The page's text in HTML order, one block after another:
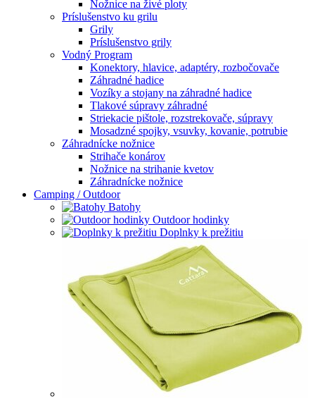
Nožnice na živé ploty
Príslušenstvo ku grilu
Grily
Príslušenstvo grily
Vodný Program
Konektory, hlavice, adaptéry, rozbočovače
Záhradné hadice
Vozíky a stojany na záhradné hadice
Tlakové súpravy záhradné
Striekacie pištole, rozstrekovače, súpravy
Mosadzné spojky, vsuvky, kovanie, potrubie
Záhradnícke nožnice
Strihače konárov
Nožnice na strihanie kvetov
Záhradnícke nožnice
Camping / Outdoor
Batohy
Outdoor hodinky
Doplnky k prežitiu